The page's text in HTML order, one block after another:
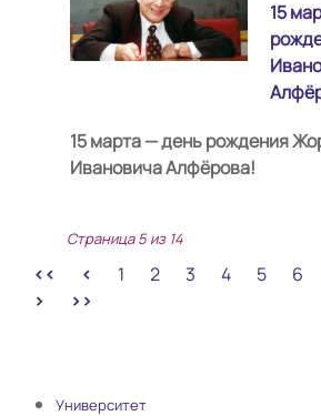
15
15 марта — день рождения
Ивановича Алфёрова!
Страница 5 из 14
1 2 3 4 5 6
Университет